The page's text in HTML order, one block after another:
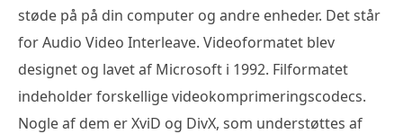
støde på på din computer og andre enheder. Det står
for Audio Video Interleave. Videoformatet blev
designet og lavet af Microsoft i 1992. Filformatet
indeholder forskellige videokomprimeringscodecs.
Nogle af dem er XviD og DivX, som understøttes af